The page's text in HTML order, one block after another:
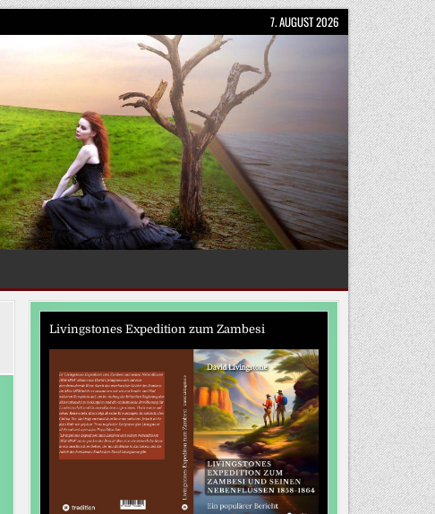
7. AUGUST 2026
Livingstones Expedition zum Zambesi